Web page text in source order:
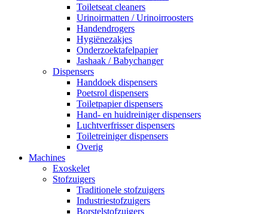
Toiletseat cleaners
Urinoirmatten / Urinoirroosters
Handendrogers
Hygiënezakjes
Onderzoektafelpapier
Jashaak / Babychanger
Dispensers
Handdoek dispensers
Poetsrol dispensers
Toiletpapier dispensers
Hand- en huidreiniger dispensers
Luchtverfrisser dispensers
Toiletreiniger dispensers
Overig
Machines
Exoskelet
Stofzuigers
Traditionele stofzuigers
Industriestofzuigers
Borstelstofzuigers